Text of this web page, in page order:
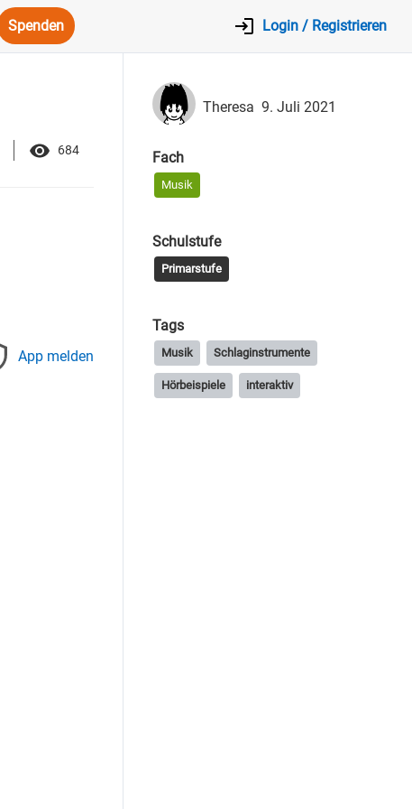
Spenden Login / Registrieren
684
App melden
Theresa 9. Juli 2021
Fach
Musik
Schulstufe
Primarstufe
Tags
Musik Schlaginstrumente
Hörbeispiele interaktiv